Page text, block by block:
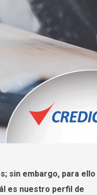
sin embargo, para ello
es nuestro perfil de